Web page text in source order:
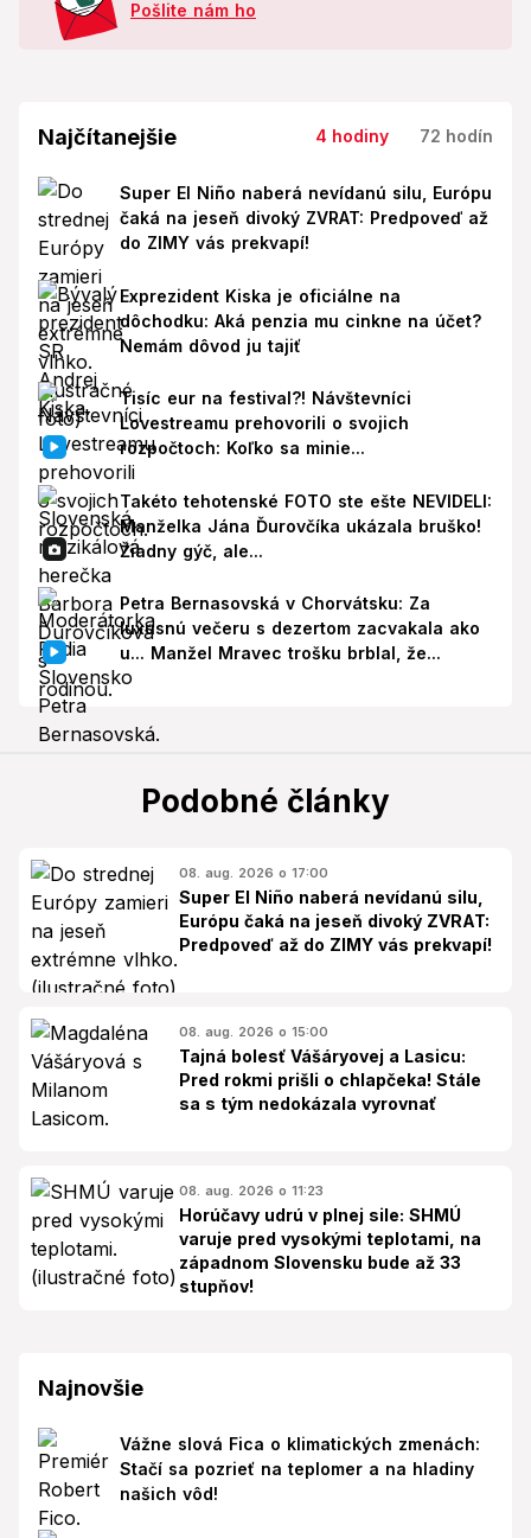
Pošlite nám ho
Najčítanejšie 4 hodiny 72 hodín
Super El Niño naberá nevídanú silu, Európu
čaká na jeseň divoký ZVRAT: Predpoveď až
do ZIMY vás prekvapí!
Exprezident Kiska je oficiálne na
dôchodku: Aká penzia mu cinkne na účet?
Nemám dôvod ju tajiť
Tisíc eur na festival?! Návštevníci
Lovestreamu prehovorili o svojich
rozpočtoch: Koľko sa minie...
Takéto tehotenské FOTO ste ešte NEVIDELI:
Manželka Jána Ďurovčíka ukázala bruško!
Žiadny gýč, ale...
Petra Bernasovská v Chorvátsku: Za
luxusnú večeru s dezertom zacvakala ako
u... Manžel Mravec trošku brblal, že...
Podobné články
08. aug. 2026 o 17:00
Super El Niño naberá nevídanú silu,
Európu čaká na jeseň divoký ZVRAT:
Predpoveď až do ZIMY vás prekvapí!
08. aug. 2026 o 15:00
Tajná bolesť Vášáryovej a Lasicu:
Pred rokmi prišli o chlapčeka! Stále
sa s tým nedokázala vyrovnať
08. aug. 2026 o 11:23
Horúčavy udrú v plnej sile: SHMÚ
varuje pred vysokými teplotami, na
západnom Slovensku bude až 33
stupňov!
Najnovšie
Vážne slová Fica o klimatických zmenách:
Stačí sa pozrieť na teplomer a na hladiny
našich vôd!